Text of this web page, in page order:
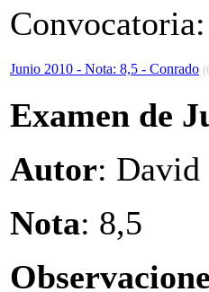
Junio 2010 - Nota: 8,5 - Conrado
Examen de
Autor: David
Nota: 8,5